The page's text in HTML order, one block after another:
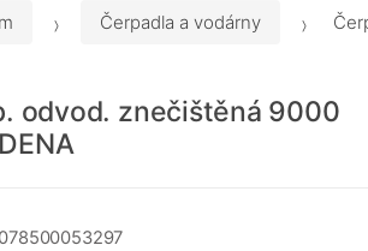
Čerpadla a vodárny
odvod. znečištěná 9000